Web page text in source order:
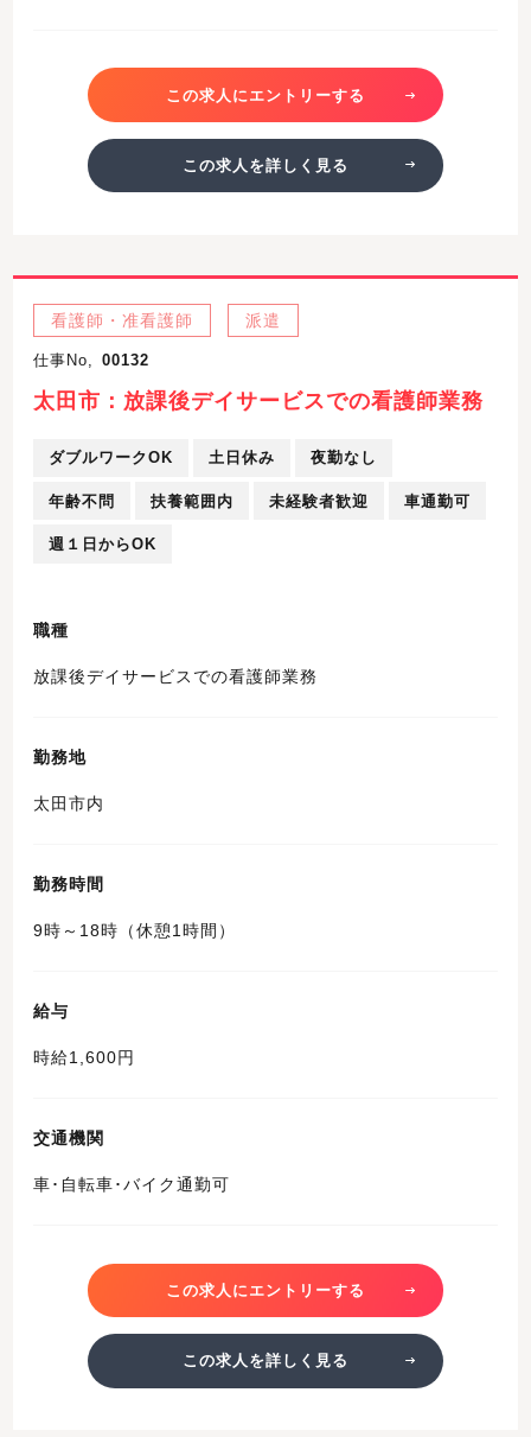
この求人にエントリーする
この求人を詳しく見る
看護師・准看護師 派遣
仕事No, 00132
太田市：放課後デイサービスでの看護師業務
ダブルワークOK 土日休み 夜勤なし
年齢不問 扶養範囲内 未経験者歓迎 車通勤可
週１日からOK
職種
放課後デイサービスでの看護師業務
勤務地
太田市内
勤務時間
9時～18時（休憩1時間）
給与
時給1,600円
交通機関
車･自転車･バイク通勤可
この求人にエントリーする
この求人を詳しく見る